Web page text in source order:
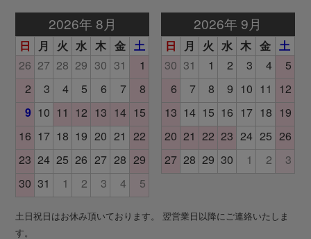
土日祝日はお休み頂いております。 翌営業日以降にご連絡いたしま
す。